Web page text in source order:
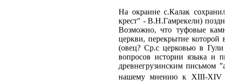
На окраине с.Калак
крест" - В.Н.Гамрекели)
Возможно, что туфовые
церкви, перекрытие
(овец? Ср.с церковью в
вопросов истории языка и
древнегрузинским письмом
нашему мнению к XIII-XIV